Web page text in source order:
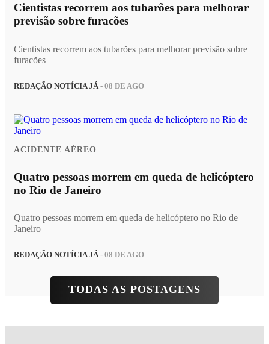
Cientistas recorrem aos tubarões para melhorar
previsão sobre furacões
Cientistas recorrem aos tubarões para melhorar previsão sobre
furacões
REDAÇÃO NOTÍCIA JÁ - 08 DE AGO
ACIDENTE AÉREO
Quatro pessoas morrem em queda de helicóptero
no Rio de Janeiro
Quatro pessoas morrem em queda de helicóptero no Rio de
Janeiro
REDAÇÃO NOTÍCIA JÁ- 08 DE AGO
TODAS AS POSTAGENS